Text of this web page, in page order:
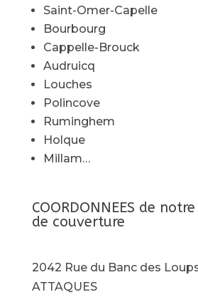
Saint-Omer-Capelle
Bourbourg
Cappelle-Brouck
Audruicq
Louches
Polincove
Ruminghem
Holque
Millam…
COORDONNEES de
de couverture
2042 Rue du Banc des
ATTAQUES